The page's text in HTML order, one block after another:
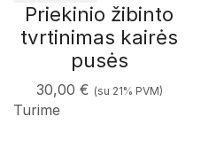
Priekinio žibinto
tvrtinimas kairės
pusės
30,00 € (su 21% PVM)
Turime